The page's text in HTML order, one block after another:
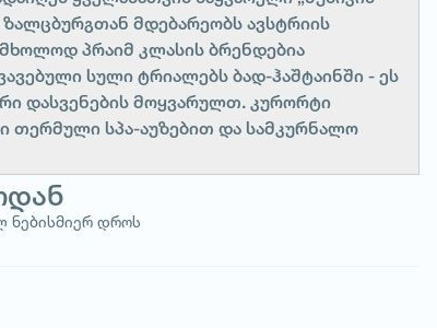
ზალცბურგთან მდებარეობს ავსტრიის
პრაიმ კლასის ბრენდებია
სული ტრიალებს ბად-ჰაშტაინში - ეს
დასვენების მოყვარულთ. კურორტი
თერმული სპა-აუზებით და სამკურნალო
ნებისმიერ დროს